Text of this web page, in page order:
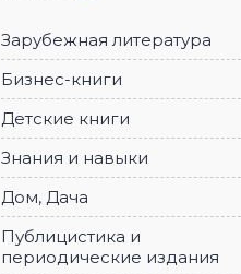
Зарубежная литература
Бизнес-книги
Детские книги
Знания и навыки
Дом, Дача
Публицистика и
периодические издания